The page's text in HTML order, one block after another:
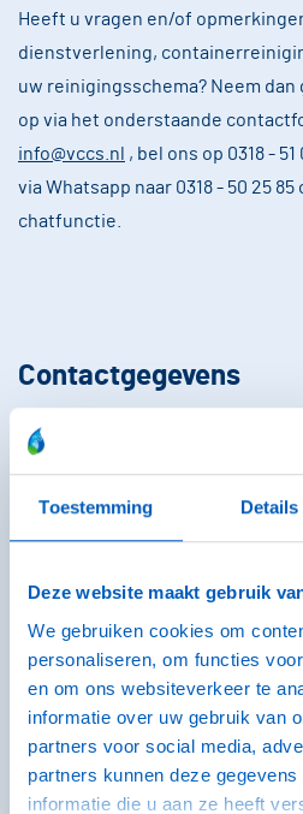
Toestemming Details
Deze website maakt gebruik
We gebruiken cookies om
personaliseren, om functies
en om ons websiteverkeer te
informatie over uw gebruik van
partners voor social media,
partners kunnen deze
informatie die u aan ze heeft
Heeft u vragen en/of
dienstverlening,
uw reinigingsschema? Neem
op via het onderstaande
info@vccs.nl , bel ons op 0318 -
via Whatsapp naar 0318 - 50 25
chatfunctie.
Contactgegevens
VCCS
info@vccs.nl
Op werkdagen telefonisch
Container niet
Neem dan de volgende werkdag